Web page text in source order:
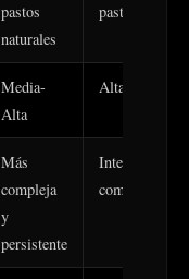
pastos
naturales
pastos
Media-
Alta
Alta
Más
compleja
y
persistente
Intensa y
compleja